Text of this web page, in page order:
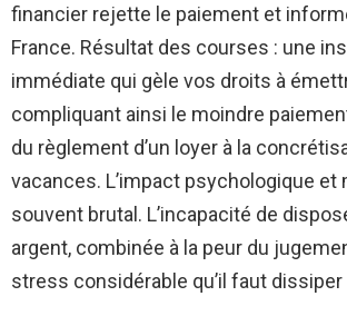
financier rejette le paiement et
France. Résultat des courses : une
immédiate qui gèle vos droits à
compliquant ainsi le moindre
du règlement d’un loyer à la
vacances. L’impact psychologique et
souvent brutal. L’incapacité de
argent, combinée à la peur du
stress considérable qu’il faut dissiper